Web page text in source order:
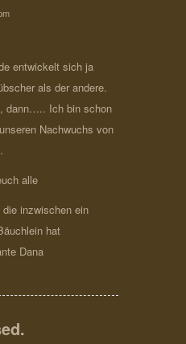
entwickelt sich ja
als der andere.
dann….. Ich bin schon
Nachwuchs von
alle
inzwischen ein
hat
Dana